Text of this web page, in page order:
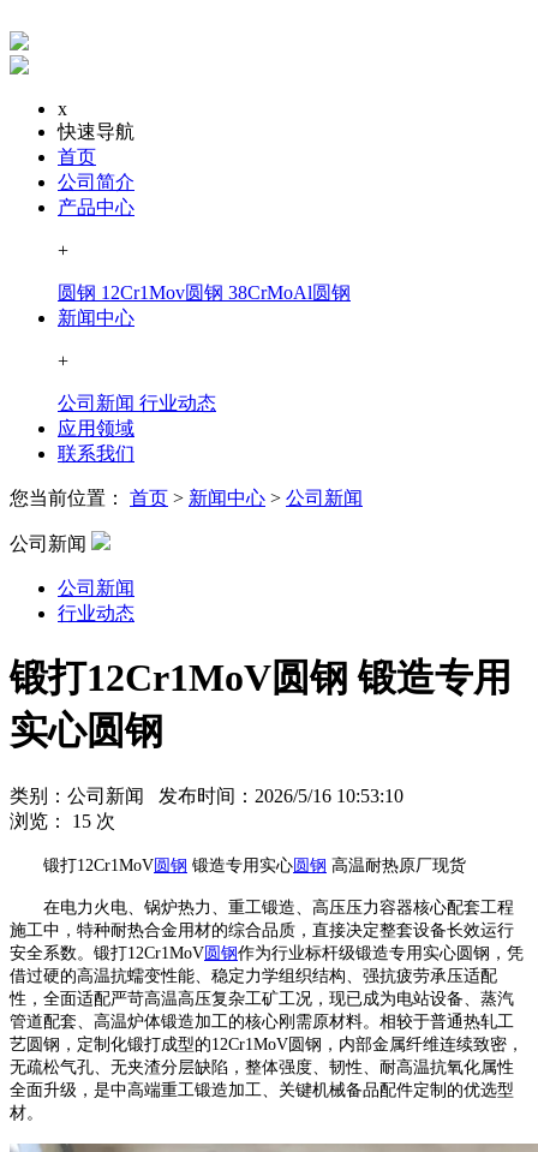
x
快速导航
首页
公司简介
产品中心
+
圆钢 12Cr1Mov圆钢 38CrMoAl圆钢
新闻中心
+
公司新闻 行业动态
应用领域
联系我们
您当前位置： 首页 > 新闻中心 > 公司新闻
公司新闻
公司新闻
行业动态
锻打12Cr1MoV圆钢 锻造专用
实心圆钢
类别：公司新闻 发布时间：2026/5/16 10:53:10
浏览： 15 次
锻打12Cr1MoV 圆钢 锻造专用实心 圆钢 高温耐热原厂现货
在电力火电、锅炉热力、重工锻造、高压压力容器核心配套工程
施工中，特种耐热合金用材的综合品质，直接决定整套设备长效运行
安全系数。锻打12Cr1MoV 圆钢作为行业标杆级锻造专用实心圆钢，凭
借过硬的高温抗蠕变性能、稳定力学组织结构、强抗疲劳承压适配
性，全面适配严苛高温高压复杂工矿工况，现已成为电站设备、蒸汽
管道配套、高温炉体锻造加工的核心刚需原材料。相较于普通热轧工
艺圆钢，定制化锻打成型的12Cr1MoV圆钢，内部金属纤维连续致密，
无疏松气孔、无夹渣分层缺陷，整体强度、韧性、耐高温抗氧化属性
全面升级，是中高端重工锻造加工、关键机械备品配件定制的优选型
材。